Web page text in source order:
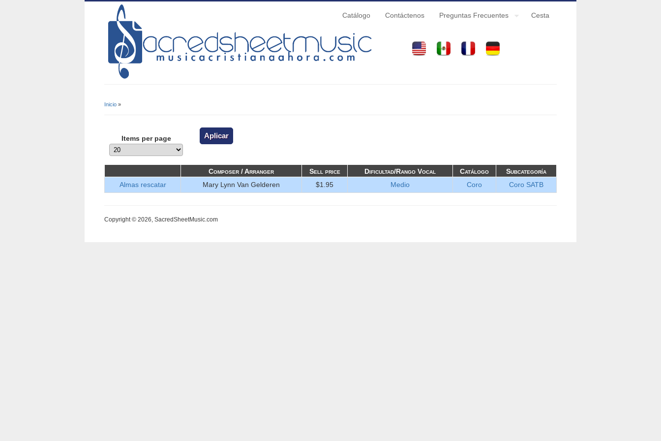
Catálogo Contáctenos Preguntas Frecuentes Cesta
Inicio »
Items per page
Composer / Arranger Sell price Dificultad/Rango Vocal Catálogo
Subcategoría
Almas rescatar
Mary Lynn Van Gelderen $1.95 Medio Coro Coro SATB
Copyright © 2026, SacredSheetMusic.com